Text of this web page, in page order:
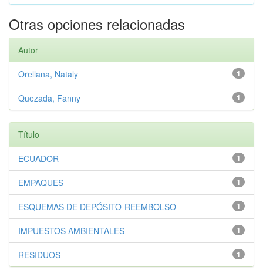
Otras opciones relacionadas
Autor
1
Orellana, Nataly
1
Quezada, Fanny
Título
1
ECUADOR
1
EMPAQUES
1
ESQUEMAS DE DEPÓSITO-REEMBOLSO
1
IMPUESTOS AMBIENTALES
1
RESIDUOS